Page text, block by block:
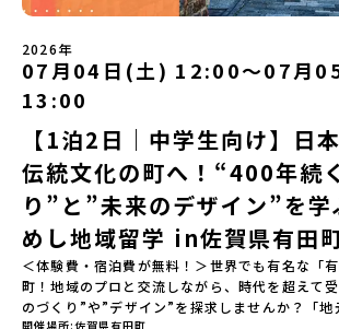
い！」「今の自分を変えたい！」と思っている
集合！地元の高校生と一緒にご飯を食べて語り合
で最高の仲間になる！🔥 ③宿泊費・体験費はな
を離れる初めての一人旅でも大丈夫。頼れるスタ
ポートするので安心・安全です！ーーーーーーー
ーーーーーーーーー📺 全体オンライン説明会（
2026年4月22日に開催された説明会の録画をご
の動画を見れば、あなたの「なんとなく不安」が
たい！」に変わるはず💡お家からリラックスして
さいね😊▶︎全体説明会のアーカイブはこちら（
る）YouTube：https://youtu.be/
si=e5erbspvwz5O8_uF【アーカイブ内容】・
魅力・メリット・2026年度、日本全国20以上の
安心のサポート体制・質疑応答※各地域の詳細
下の【STEP2】個別説明会にて紹介しています
2026年
07月04日(土) 12:00〜07月
13:00
【1泊2日｜中学生向け】日
伝統文化の町へ！“400年続
り”と”未来のデザイン”を学
めし地域留学 in佐賀県有田町
＜体験費・宿泊費が無料！＞世界でも有名な「
町！地域のプロと交流しながら、時代を超えて
のづくり”や”デザイン”を探求しませんか？「地
開催場所 佐賀県有田町